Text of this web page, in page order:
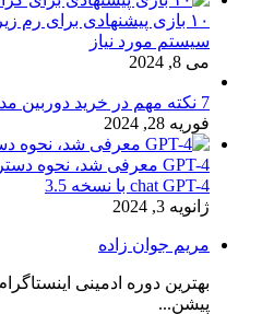
سیستم مورد نیاز
می 8, 2024
7 نکته مهم در خرید دوربین مداربسته + راهنمای خرید
فوریه 28, 2024
chat GPT-4 با نسخه 3.5
ژانویه 3, 2024
مریم جوان زاده
بهترین دوره ادمینی
پیشن...